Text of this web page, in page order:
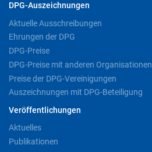
DPG-Auszeichnungen
Aktuelle Ausschreibungen
Ehrungen der DPG
DPG-Preise
DPG-Preise mit anderen Organisationen
Preise der DPG-Vereinigungen
Auszeichnungen mit DPG-Beteiligung
Veröffentlichungen
Aktuelles
Publikationen